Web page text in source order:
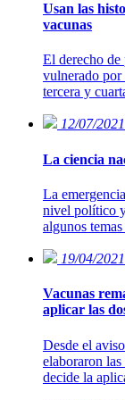
Usan las
vacunas
El derecho de
vulnerado por
tercera y
12/07/2021
La ciencia
La
nivel político
algunos
19/04/2021
Vacunas
aplicar las
Desde el
elaboraron
decide la